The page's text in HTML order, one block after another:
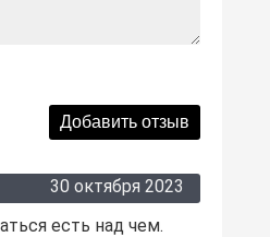
30 октября 2023
есть над чем.